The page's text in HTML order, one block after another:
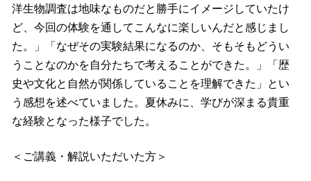
洋生物調査は地味なものだと勝手にイメージしていたけ
ど、今回の体験を通してこんなに楽しいんだと感じまし
た。」「なぜその実験結果になるのか、そもそもどうい
うことなのかを自分たちで考えることができた。」「歴
史や文化と自然が関係していることを理解できた」とい
う感想を述べていました。夏休みに、学びが深まる貴重
な経験となった様子でした。
＜ご講義・解説いただいた方＞